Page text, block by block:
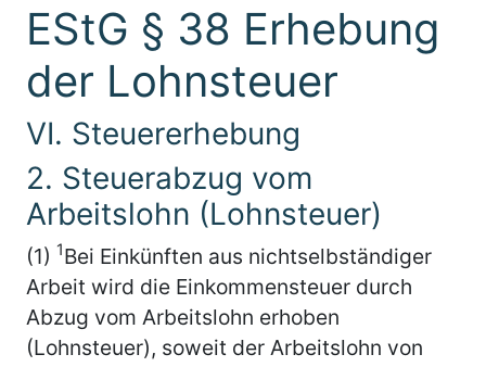
EStG § 38 Erhebung
der Lohnsteuer
VI. Steuererhebung
2. Steuerabzug vom
Arbeitslohn (Lohnsteuer)
(1) 1Bei Einkünften aus nichtselbständiger
Arbeit wird die Einkommensteuer durch
Abzug vom Arbeitslohn erhoben
(Lohnsteuer), soweit der Arbeitslohn von